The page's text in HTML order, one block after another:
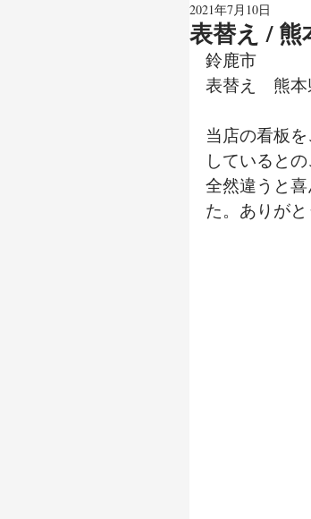
表替え / 熊
2021年7月10日
鈴鹿市
表替え　熊
当店の看板
していると
全然違うと
た。ありがと